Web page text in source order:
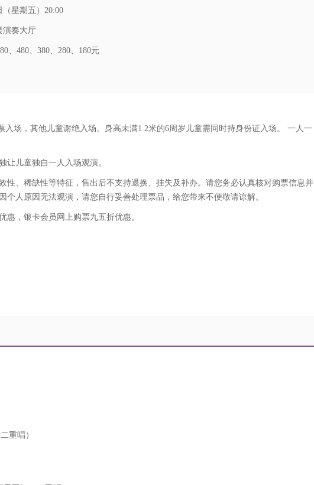
（星期五）20:00
演奏大厅
、480、380、280、180元
入场，其他儿童谢绝入场。身高未满1.2米的6周岁儿童需同时持身份证入场。 一人一
让儿童独自一人入场观演。
性、稀缺性等特征，售出后不支持退换、挂失及补办。请您务必认真核对购票信息并
个人原因无法观演，请您自行妥善处理票品，给您带来不便敬请谅解。
惠，银卡会员网上购票九五折优惠。
重唱）